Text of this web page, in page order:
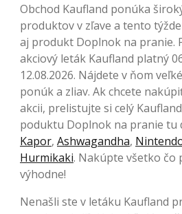
Obchod Kaufland ponúka
produktov v zľave a tento
aj produkt Doplnok na pranie.
akciový leták Kaufland platný
12.08.2026. Nájdete v ňom
ponúk a zliav. Ak chcete
akcii, prelistujte si celý
poduktu Doplnok na pranie tu
Kapor, Ashwagandha,
Hurmikaki. Nakúpte všetko čo
výhodne!
Nenašli ste v letáku Kaufland